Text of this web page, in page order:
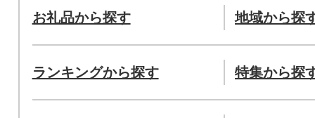
お礼品から探す 地域から探
ランキングから探す 特集から探